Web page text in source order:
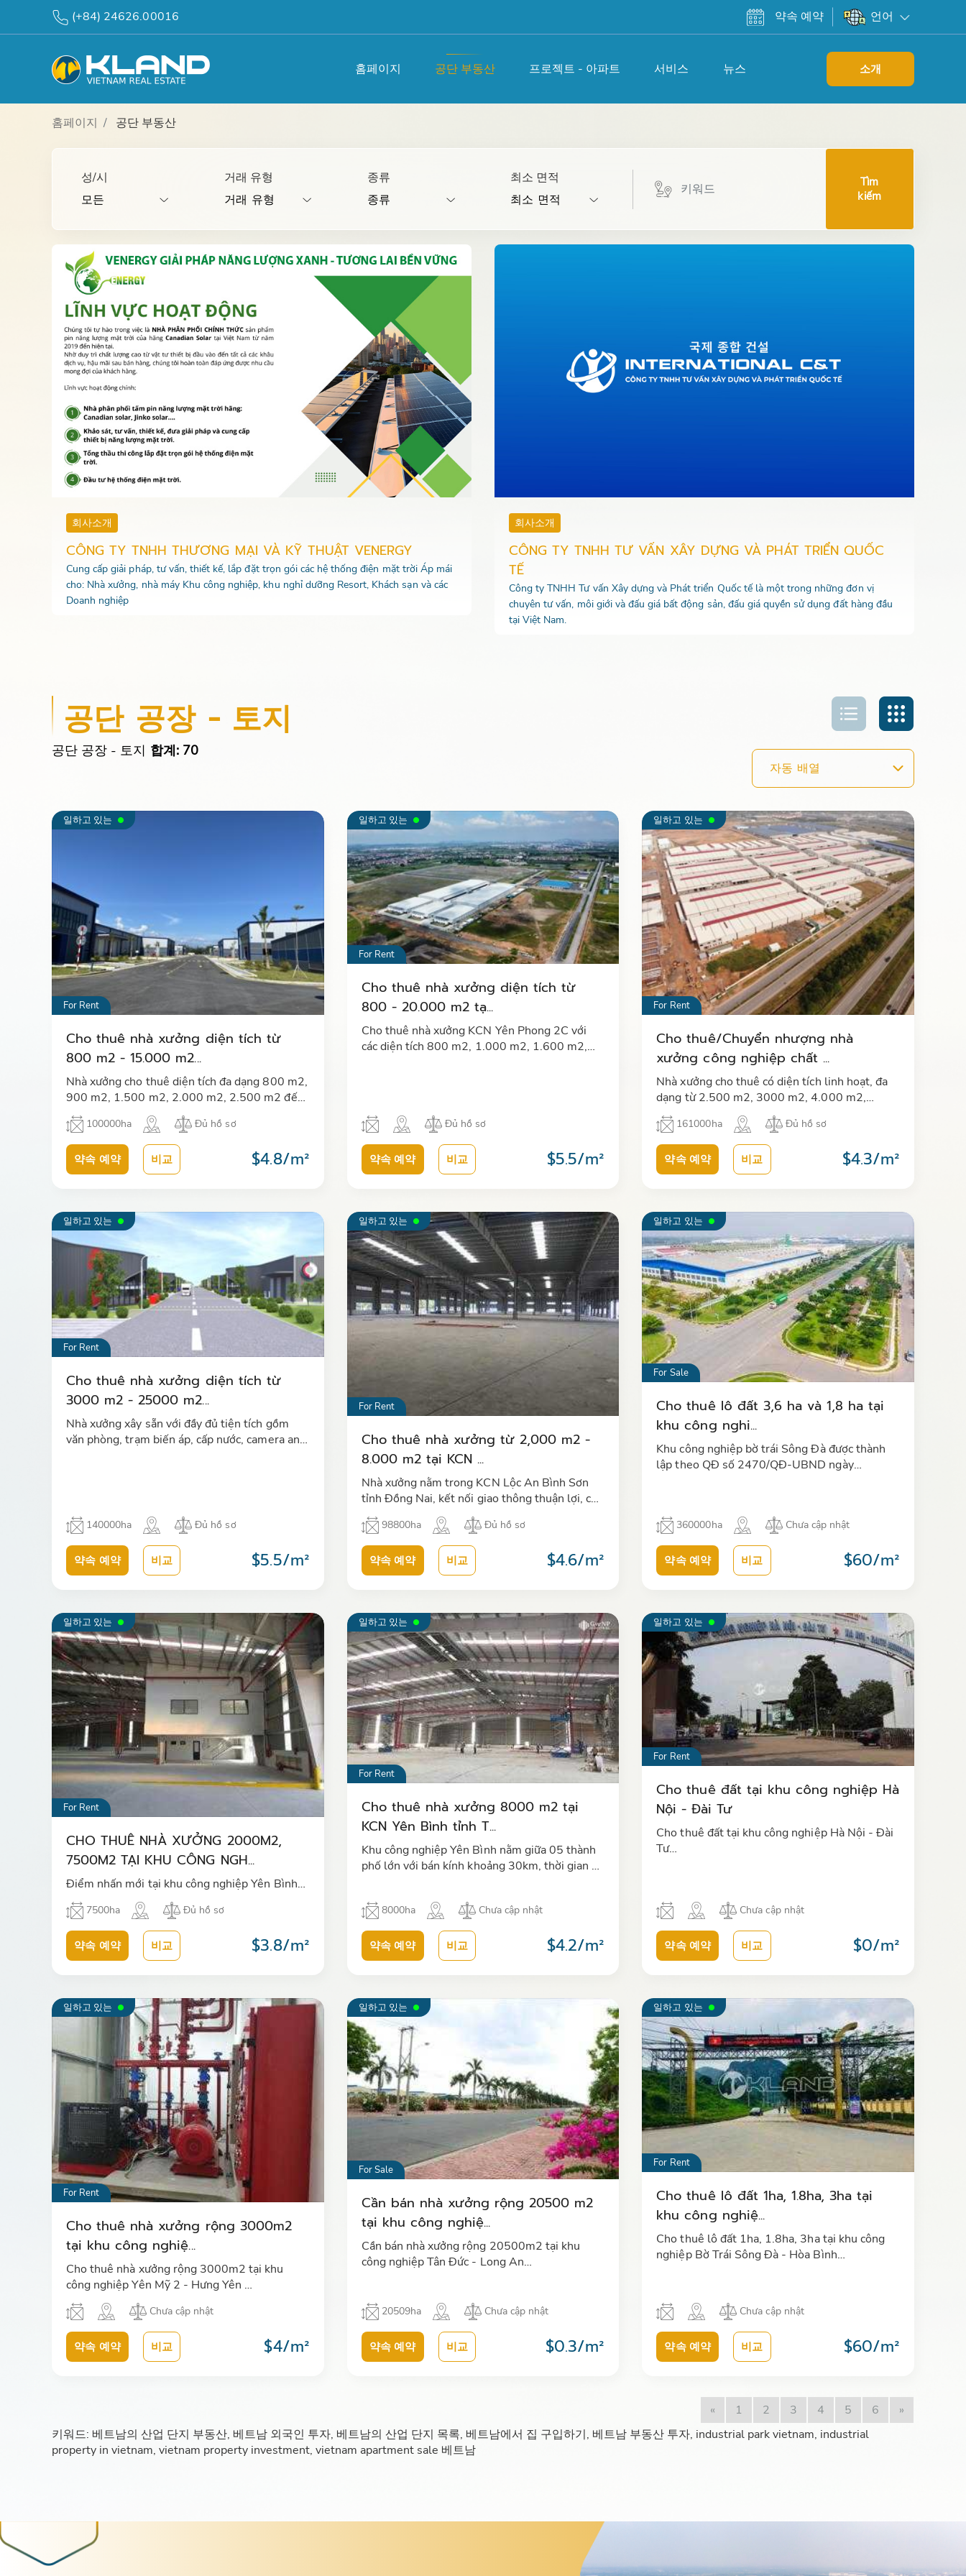
(+84) 24626.00016 약속 예약 언어
홈페이지 공단 부동산 프로젝트 - 아파트 서비스 뉴스 소개
홈페이지 공단 부동산
성/시 거래 유형 종류 최소 면적
Tìm
kiếm
회사소개
CÔNG TY TNHH THƯƠNG MẠI VÀ KỸ THUẬT VENERGY
Cung cấp giải pháp, tư vấn, thiết kế, lắp đặt trọn gói các hệ thống điện mặt trời Áp mái
cho: Nhà xưởng, nhà máy Khu công nghiệp, khu nghỉ dưỡng Resort, Khách sạn và các
Doanh nghiệp
회사소개
CÔNG TY TNHH TƯ VẤN XÂY DỰNG VÀ PHÁT TRIỂN QUỐC
TẾ
Công ty TNHH Tư vấn Xây dựng và Phát triển Quốc tế là một trong những đơn vị
chuyên tư vấn, môi giới và đấu giá bất động sản, đấu giá quyền sử dụng đất hàng đầu
tại Việt Nam.
공단 공장 - 토지
공단 공장 - 토지 합계: 70
일하고 있는
For Rent
Cho thuê nhà xưởng diện tích từ
800 m2 - 15.000 m2...
Nhà xưởng cho thuê diện tích đa dạng 800 m2,
900 m2, 1.500 m2, 2.000 m2, 2.500 m2 đến
7.000 m2, 15.000 m2 tại KCN Nam Đình Vũ.
Có đầy đủ nhà văn phòng, chỗ đậu …
100000ha Đủ hồ sơ
약속 예약 비교 $4.8/m²
일하고 있는
For Rent
Cho thuê nhà xưởng diện tích từ
800 - 20.000 m2 tạ...
Cho thuê nhà xưởng KCN Yên Phong 2C với
các diện tích 800 m2, 1.000 m2, 1.600 m2,
Đủ hồ sơ
약속 예약 비교 $5.5/m²
일하고 있는
For Rent
Cho thuê/Chuyển nhượng nhà
xưởng công nghiệp chất ...
Nhà xưởng cho thuê có diện tích linh hoạt, đa
dạng từ 2.500 m2, 3000 m2, 4.000 m2,
5.000 m2, 8.000 m2, 10.000 m2 xây sẵn, đầy
đủ tiện ích, văn phòng và hệ thống…
161000ha Đủ hồ sơ
약속 예약 비교 $4.3/m²
일하고 있는
For Rent
Cho thuê nhà xưởng diện tích từ
3000 m2 - 25000 m2...
Nhà xưởng xây sẵn với đầy đủ tiện tích gồm
văn phòng, trạm biến áp, cấp nước, camera an
140000ha Đủ hồ sơ
약속 예약 비교 $5.5/m²
일하고 있는
For Rent
Cho thuê nhà xưởng từ 2,000 m2 -
8.000 m2 tại KCN ...
Nhà xưởng nằm trong KCN Lộc An Bình Sơn
tỉnh Đồng Nai, kết nối giao thông thuận lợi, cho
thuê diện tích từ 2.000 m2, 4.000 m2, 8.000
m2 với chất lượng hoàn thiệ…
98800ha Đủ hồ sơ
약속 예약 비교 $4.6/m²
일하고 있는
For Sale
Cho thuê lô đất 3,6 ha và 1,8 ha tại
khu công nghi...
Khu công nghiệp bờ trái Sông Đà được thành
lập theo QĐ số 2470/QĐ-UBND ngày
360000ha Chưa cập nhật
약속 예약 비교 $60/m²
일하고 있는
For Rent
CHO THUÊ NHÀ XƯỞNG 2000M2,
7500M2 TẠI KHU CÔNG NGH...
Điểm nhấn mới tại khu công nghiệp Yên Bình…
7500ha Đủ hồ sơ
약속 예약 비교 $3.8/m²
일하고 있는
For Rent
Cho thuê nhà xưởng 8000 m2 tại
KCN Yên Bình tỉnh T...
Khu công nghiệp Yên Bình nằm giữa 05 thành
phố lớn với bán kính khoảng 30km, thời gian di
8000ha Chưa cập nhật
약속 예약 비교 $4.2/m²
일하고 있는
For Rent
Cho thuê đất tại khu công nghiệp Hà
Nội - Đài Tư
Cho thuê đất tại khu công nghiệp Hà Nội - Đài
Tư…
Chưa cập nhật
약속 예약 비교 $0/m²
일하고 있는
For Rent
Cho thuê nhà xưởng rộng 3000m2
tại khu công nghiệ...
Cho thuê nhà xưởng rộng 3000m2 tại khu
công nghiệp Yên Mỹ 2 - Hưng Yên …
Chưa cập nhật
약속 예약 비교 $4/m²
일하고 있는
For Sale
Cần bán nhà xưởng rộng 20500 m2
tại khu công nghiệ...
Cần bán nhà xưởng rộng 20500m2 tại khu
công nghiệp Tân Đức - Long An…
20509ha Chưa cập nhật
약속 예약 비교 $0.3/m²
일하고 있는
For Rent
Cho thuê lô đất 1ha, 1.8ha, 3ha tại
khu công nghiệ...
Cho thuê lô đất 1ha, 1.8ha, 3ha tại khu công
nghiệp Bờ Trái Sông Đà - Hòa Bình…
Chưa cập nhật
약속 예약 비교 $60/m²
« 1 2 3 4 5 6
»
키워드: 베트남의 산업 단지 부동산, 베트남 외국인 투자, 베트남의 산업 단지 목록, 베트남에서 집 구입하기, 베트남 부동산 투자, industrial park vietnam, industrial
property in vietnam, vietnam property investment, vietnam apartment sale 베트남